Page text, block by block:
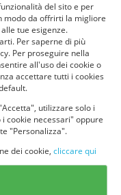
del sito e per
modo da offrirti la migliore
tue esigenze.
Per saperne di più
Per proseguire nella
all'uso dei cookie o
accettare tutti i cookies
utilizzare solo i
cookie necessari" oppure
"Personalizza".
dei cookie, cliccare qui